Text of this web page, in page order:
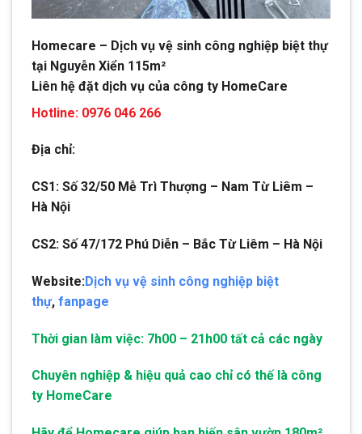
Homecare – Dịch vụ vệ sinh công nghiệp biệt thự
tại Nguyễn Xiển 115m²
Liên hệ đặt dịch vụ của công ty HomeCare
Hotline: 0976 046 266
Địa chỉ:
CS1: Số 32/50 Mễ Trì Thượng – Nam Từ Liêm –
Hà Nội
CS2: Số 47/172 Phú Diễn – Bắc Từ Liêm – Hà Nội
Website:Dịch vụ vệ sinh công nghiệp biệt
thự, fanpage
Thời gian làm việc: 7h00 – 21h00 tất cả các ngày
Chuyên nghiệp & hiệu quả cao chỉ có thế là công
ty HomeCare